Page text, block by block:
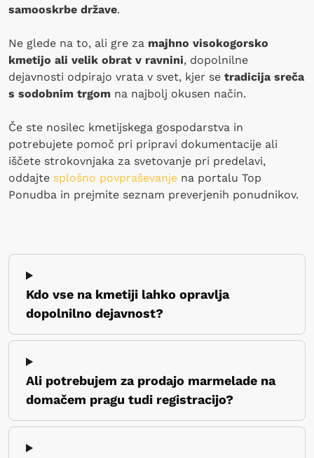
samooskrbe države.
Ne glede na to, ali gre za majhno visokogorsko
kmetijo ali velik obrat v ravnini, dopolnilne
dejavnosti odpirajo vrata v svet, kjer se tradicija sreča
s sodobnim trgom na najbolj okusen način.
Če ste nosilec kmetijskega gospodarstva in
potrebujete pomoč pri pripravi dokumentacije ali
iščete strokovnjaka za svetovanje pri predelavi,
oddajte splošno povpraševanje na portalu Top
Ponudba in prejmite seznam preverjenih ponudnikov.
Kdo vse na kmetiji lahko opravlja
dopolnilno dejavnost?
Ali potrebujem za prodajo marmelade na
domačem pragu tudi registracijo?